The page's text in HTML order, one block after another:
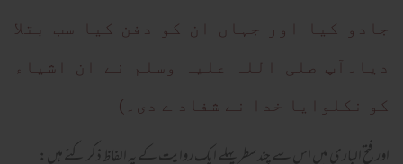
جادو کیا اور جہاں ان کو دفن کیا سب بتلا
دیا۔آپ صلی اللہ علیہ وسلم نے ان اشیاء
کو نکلوایا خدا نے شفاد ے دی۔)
اور فتح الباری میں اس سے چند سطر پہلے ایک روایت کے یہ الفاظ ذکر کئے ہیں: